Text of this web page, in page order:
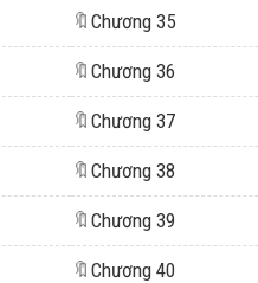
🔖 Chương 35
🔖 Chương 36
🔖 Chương 37
🔖 Chương 38
🔖 Chương 39
🔖 Chương 40